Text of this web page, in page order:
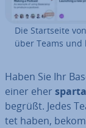
Die Start­sei­te
über Teams und
Haben Sie Ihr
einer eher
begrüßt. Jedes
tet haben,